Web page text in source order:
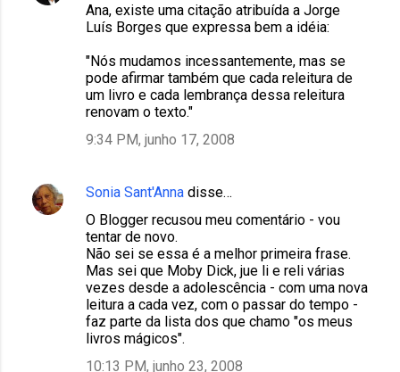
Ana, existe uma citação atribuída a Jorge
Luís Borges que expressa bem a idéia:
"Nós mudamos incessantemente, mas se
pode afirmar também que cada releitura de
um livro e cada lembrança dessa releitura
renovam o texto."
9:34 PM, junho 17, 2008
Sonia Sant'Anna disse…
O Blogger recusou meu comentário - vou
tentar de novo.
Não sei se essa é a melhor primeira frase.
Mas sei que Moby Dick, jue li e reli várias
vezes desde a adolescência - com uma nova
leitura a cada vez, com o passar do tempo -
faz parte da lista dos que chamo "os meus
livros mágicos".
10:13 PM, junho 23, 2008